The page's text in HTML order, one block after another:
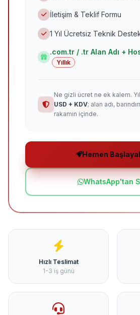
İletişim & Teklif Formu
1 Yıl Ücretsiz Teknik
.com.tr / .tr Alan Adı +
Yıllık
Ne gizli ücret ne ek kalem.
USD + KDV; alan adı,
rakamın içinde.
Hemen
WhatsApp'tan
Hızlı Teslimat
1-3 iş günü